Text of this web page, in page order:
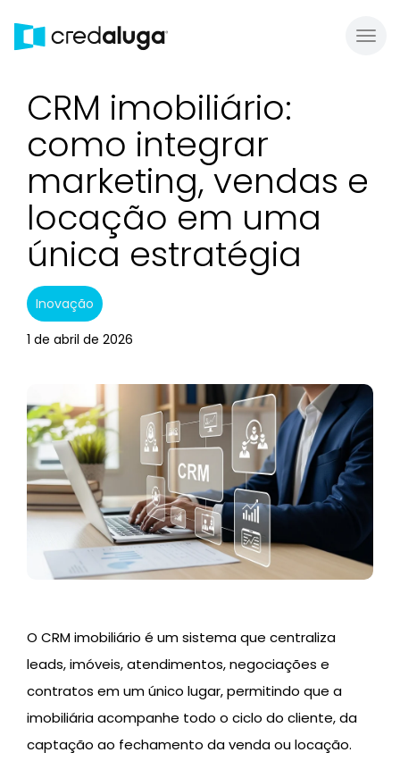
CRM imobiliário:
como integrar
marketing, vendas e
locação em uma
única estratégia
Inovação
1 de abril de 2026
O CRM imobiliário é um sistema que centraliza
leads, imóveis, atendimentos, negociações e
contratos em um único lugar, permitindo que a
imobiliária acompanhe todo o ciclo do cliente, da
captação ao fechamento da venda ou locação.